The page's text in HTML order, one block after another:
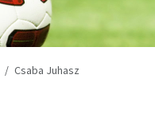
Csaba Juhasz